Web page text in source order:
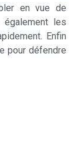
en vue de
également les
Enfin
pour défendre